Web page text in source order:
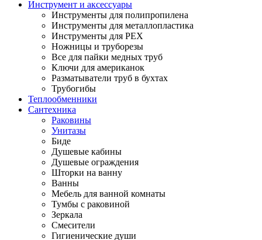
Инструмент и аксессуары
Инструменты для полипропилена
Инструменты для металлопластика
Инструменты для PEX
Ножницы и труборезы
Все для пайки медных труб
Ключи для американок
Разматыватели труб в бухтах
Трубогибы
Теплообменники
Сантехника
Раковины
Унитазы
Биде
Душевые кабины
Душевые ограждения
Шторки на ванну
Ванны
Мебель для ванной комнаты
Тумбы с раковиной
Зеркала
Смесители
Гигиенические души